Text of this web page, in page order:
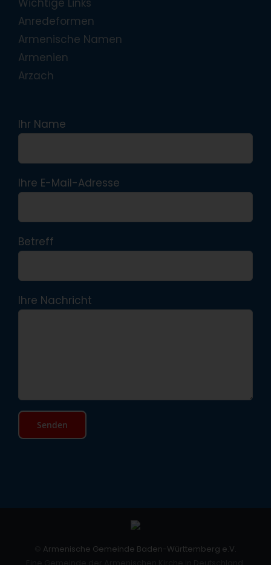
Anredeformen
Armenische Namen
Armenien
Arzach
Ihr Name
Ihre E-Mail-Adresse
Betreff
Ihre Nachricht
Armenische Gemeinde Baden-Württemberg e.V.